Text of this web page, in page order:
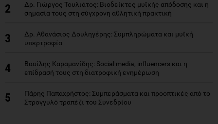
2
Δρ. Γιώργος Τουλιάτος: Βιοδείκτες μυϊκής απόδοσης και η
σημασία τους στη σύγχρονη αθλητική πρακτική
3
Δρ. Αθανάσιος Δουληγέρης: Συμπληρώματα και μυϊκή
υπερτροφία
4
Βασίλης Καραμανίδης: Social media, influencers και η
επίδρασή τους στη διατροφική ενημέρωση
5
Πάρης Παπαχρήστος: Συμπεράσματα και προοπτικές από το
Στρογγυλό τραπέζι του Συνεδρίου